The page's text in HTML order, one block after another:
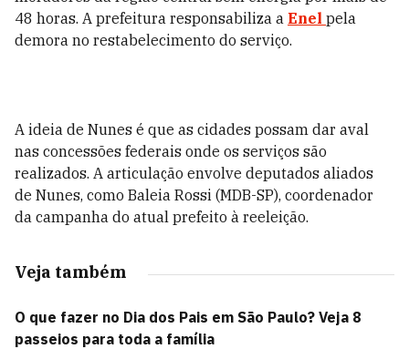
48 horas. A prefeitura responsabiliza a Enel pela
demora no restabelecimento do serviço.
A ideia de Nunes é que as cidades possam dar aval
nas concessões federais onde os serviços são
realizados. A articulação envolve deputados aliados
de Nunes, como Baleia Rossi (MDB-SP), coordenador
da campanha do atual prefeito à reeleição.
Veja também
O que fazer no Dia dos Pais em São Paulo? Veja 8
passeios para toda a família